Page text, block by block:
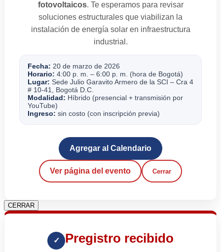
fotovoltaicos. Te esperamos para revisar
soluciones estructurales que viabilizan la
instalación de energía solar en infraestructura
industrial.
Fecha: 20 de marzo de 2026
Horario: 4:00 p. m. – 6:00 p. m. (hora de Bogotá)
Lugar: Sede Julio Garavito Armero de la SCI – Cra 4
# 10-41, Bogotá D.C.
Modalidad: Híbrido (presencial + transmisión por
YouTube)
Ingreso: sin costo (con inscripción previa)
Agregar al Calendario
Ver página del evento Cerrar
CERRAR
✓ Pregistro recibido